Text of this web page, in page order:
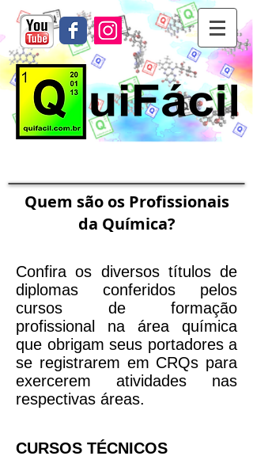
Quem são os Profissionais
da Química?
Confira os diversos títulos de
diplomas conferidos pelos
cursos de formação
profissional na área química
que obrigam seus portadores a
se registrarem em CRQs para
exercerem atividades nas
respectivas áreas.
CURSOS TÉCNICOS